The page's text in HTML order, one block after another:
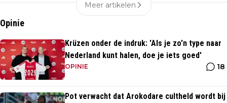
Meer artikelen
Opinie
Krüzen onder de indruk: 'Als je zo'n type naar
Nederland kunt halen, doe je iets goed'
OPINIE 18
Pot verwacht dat Arokodare cultheld wordt bij